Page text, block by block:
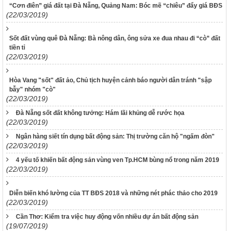
“Cơn điên” giá đất tại Đà Nẵng, Quảng Nam: Bóc mẽ “chiêu” đẩy giá BĐS
(22/03/2019)
Sốt đất vùng quê Đà Nẵng: Bà nông dân, ông sửa xe đua nhau đi “cò” đất
tiền tỉ
(22/03/2019)
Hòa Vang "sốt" đất ảo, Chủ tịch huyện cảnh báo người dân tránh "sập
bẫy" nhóm "cò"
(22/03/2019)
Đà Nẵng sốt đất không tưởng: Hám lãi khủng dễ rước họa
(22/03/2019)
Ngân hàng siết tín dụng bất động sản: Thị trường căn hộ "ngấm đòn"
(22/03/2019)
4 yếu tố khiến bất động sản vùng ven Tp.HCM bùng nổ trong năm 2019
(22/03/2019)
Diễn biến khó lường của TT BĐS 2018 và những nét phác thảo cho 2019
(22/03/2019)
Cần Thơ: Kiểm tra việc huy động vốn nhiều dự án bất động sản
(19/07/2019)